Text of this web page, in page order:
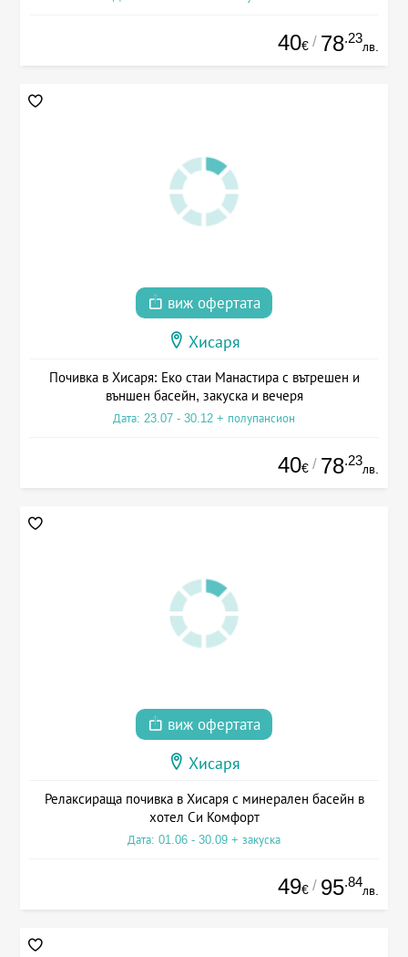
40€ / 78.23
лв.
виж офертата
Хисаря
Почивка в Хисаря: Еко стаи Манастира с вътрешен и
външен басейн, закуска и вечеря
Дата: 23.07 - 30.12 + полупансион
40€ / 78.23
лв.
виж офертата
Хисаря
Релаксираща почивка в Хисаря с минерален басейн в
хотел Си Комфорт
Дата: 01.06 - 30.09 + закуска
49€ / 95.84
лв.